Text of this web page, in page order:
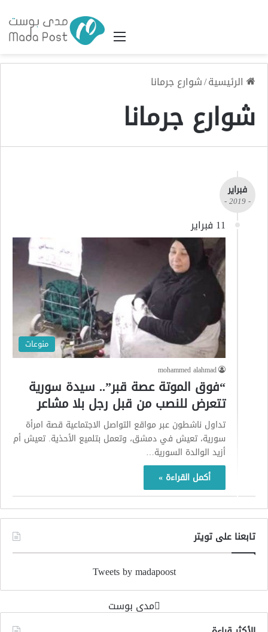
القائمة
الرئيسية/شوارع جرمانا
شوارع جرمانا
فبراير
- 2019 -
11 فبراير
منوعات
mohammed alahmad
“فوق الموتة عصة قبر”.. سيدة سورية
تتعرض للنصب من قبل رجل بلا مشاعر
تداول ناشطون عبر مواقع التواصل الاجتماعية قصة امرأة
سورية، تعيش في دمشق، وتعمل بتلميع الأحذية. تعيش أم
أزيد الوالدة السورية…
أكمل القراءة »
تابعنا على تويتر
Tweets by madapoost
‏مدى بوست‏